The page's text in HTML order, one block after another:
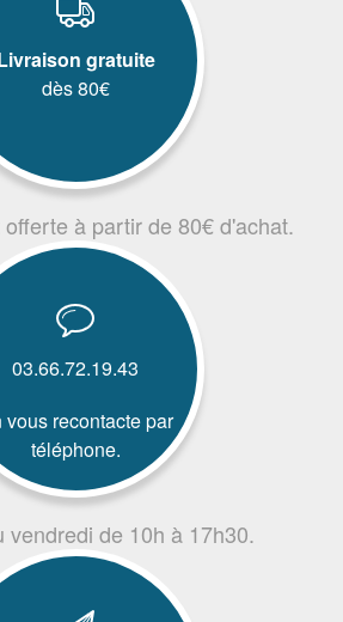
gratuite
dès 80€
à partir de 80€ d'achat.
03.66.72.19.43
vous recontacte par
téléphone.
vendredi de 10h à 17h30.